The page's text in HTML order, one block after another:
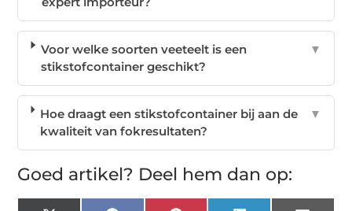
Voor welke soorten veeteelt is een
stikstofcontainer geschikt?
▼
Hoe draagt een stikstofcontainer bij aan de
kwaliteit van fokresultaten?
▼
Goed artikel? Deel hem dan op: